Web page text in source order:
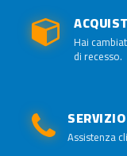
Hai
di recesso.
Assistenza